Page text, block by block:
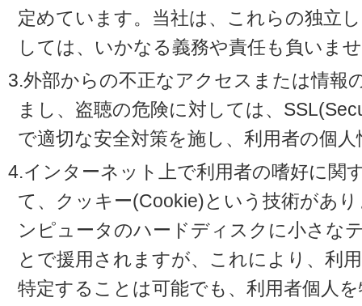
定めています。当社は、これらの独立
しては、いかなる義務や責任も負いま
3.外部からの不正なアクセスまたは情報
まし、盗聴の危険に対しては、
で適切な安全対策を施し、利用者の個
4.インターネット上で利用者の嗜好に関
て、クッキー(Cookie)という技術があ
ンピュータのハードディスクに小さな
とで援用されますが、これにより、利
特定することは可能でも、利用者個人